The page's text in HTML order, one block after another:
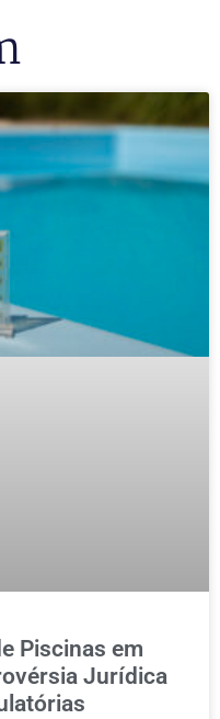
Piscinas em
Jurídica